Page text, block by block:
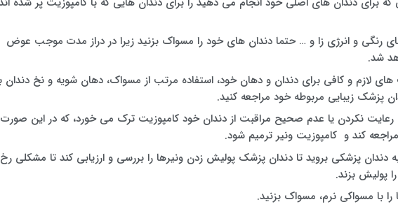
رنگی و انرژی زا و … حتما دندان های خود را مسواک بزنید زیرا در دراز مدت موجب عوض
شد.
های لازم و کافی برای دندان و دهان خود، استفاده مرتب از مسواک، دهان شویه و نخ دندان
پزشک زیبایی مربوطه خود مراجعه کنید.
رعایت نکردن یا عدم صحیح مراقبت از دندان خود کامپوزیت ترک می خورد، که در این صورت
کند و کامپوزیت ونیر ترمیم شود.
تقریبی هر 6 ماه به دندان پزشکی بروید تا دندان پزشک پولیش زدن ونیرها را بررسی و ارزیابی کند تا مشکلی رخ
پولیش بزند.
را با مسواکی نرم، مسواک بزنید.